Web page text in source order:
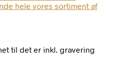
hele vores sortiment af
til det er inkl. gravering